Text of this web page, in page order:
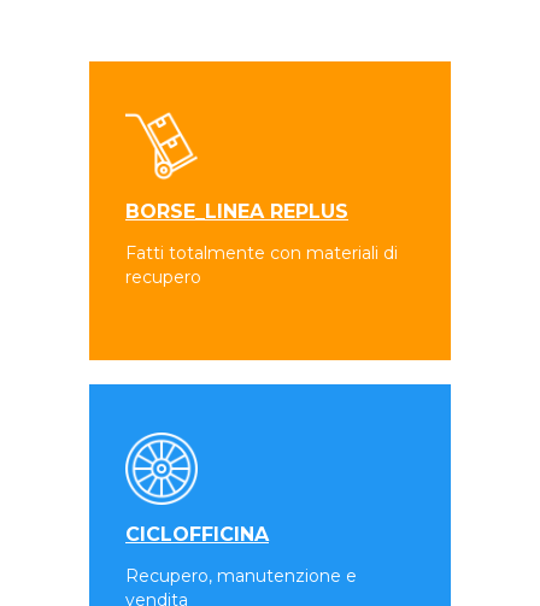
BORSE_LINEA REPLUS
Fatti totalmente con materiali di
recupero
CICLOFFICINA
Recupero, manutenzione e
vendita